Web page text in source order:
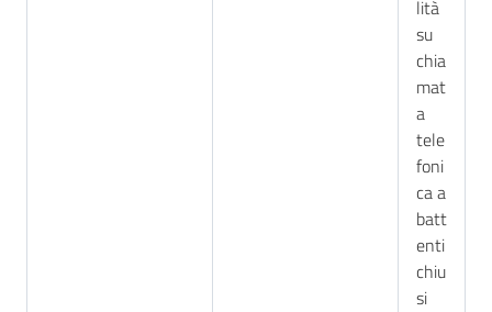
lità
su
chia
mat
a
tele
foni
ca a
batt
enti
chiu
si